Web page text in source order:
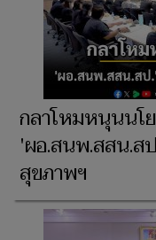
กลาโหมหนุนนโ
'ผอ.สนพ.สสน.ส
สุขภาพฯ